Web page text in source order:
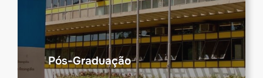
Pós-Graduação